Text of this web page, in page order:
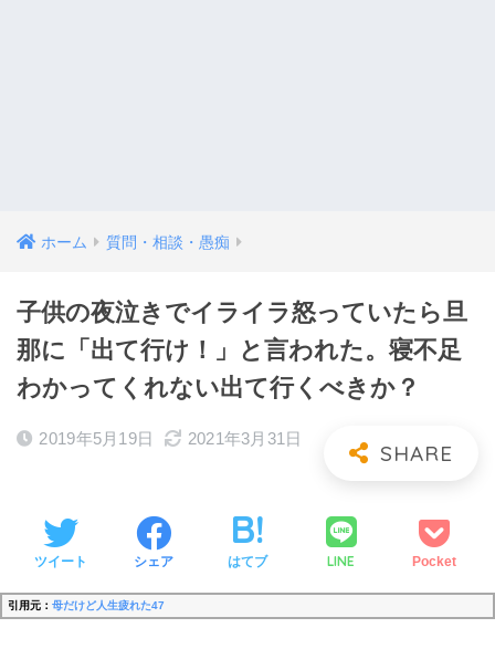
ホーム 質問・相談・愚痴
子供の夜泣きでイライラ怒っていたら旦
那に「出て行け！」と言われた。寝不足
わかってくれない出て行くべきか？
2019年5月19日 2021年3月31日
ツイート シェア はてブ LINE Pocket
引用元： 母だけど人生疲れた47